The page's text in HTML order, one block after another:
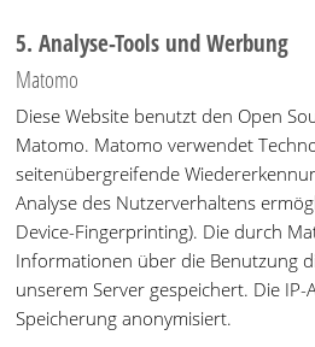
5. Analyse-Tools und Werbung
Matomo
Diese Website benutzt den Open
Matomo. Matomo verwendet
seitenübergreifende
Analyse des Nutzerverhaltens
Device-Fingerprinting). Die durch
Informationen über die Benutzung
unserem Server gespeichert. Die
Speicherung anonymisiert.